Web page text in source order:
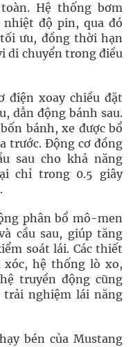
Hệ thống bơm
độ pin, qua đó
ưu, đồng thời hạn
di chuyển trong điều
điện xoay chiều đặt
dẫn động bánh sau.
bánh, xe được bổ
trước. Động cơ đồng
sau cho khả năng
chỉ trong 0.5 giây
phân bổ mô-men
cầu sau, giúp tăng
soát lái. Các thiết
xóc, hệ thống lò xo,
truyền động cũng
trải nghiệm lái năng
bén của Mustang